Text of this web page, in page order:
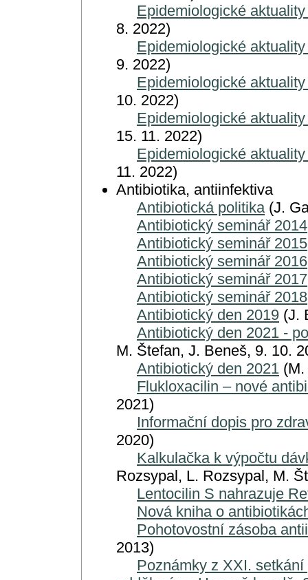
Epidemiologické
8. 2022)
Epidemiologické
9. 2022)
Epidemiologické
10. 2022)
Epidemiologické
15. 11. 2022)
Epidemiologické
11. 2022)
Antibiotika, antiinfektiva
Antibiotická politika(J.
Antibiotický seminář 2014
Antibiotický seminář 2015
Antibiotický seminář 2016
Antibiotický seminář 2017
Antibiotický seminář 2018
Antibiotický den 2019 (J.
Antibiotický den 2021 -
M. Štefan, J. Beneš, 9. 10.
Antibiotický den 2021
Flukloxacilin – nové
2021)
Informační dopis pro
2020)
Kalkulačka k výpočtu
Rozsypal, L. Rozsypal, M.
Lentocilin S nahrazuje
Nová kniha o
Pohotovostní zásoba
2013)
Poznámky z XXI.